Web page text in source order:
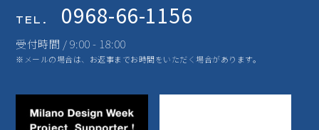
TEL. 0968-66-1156
受付時間 / 9:00 - 18:00
※メールの場合は、お返事までお時間をいただく場合があります。